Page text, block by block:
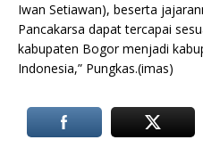
Iwan Setiawan), beserta
Pancakarsa dapat tercapai
kabupaten Bogor menjadi
Indonesia,” Pungkas.(imas)